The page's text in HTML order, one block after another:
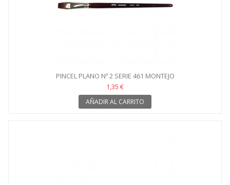
PINCEL PLANO Nº 2 SERIE 461 MONTEJO
1,35 €
AÑADIR AL CARRITO